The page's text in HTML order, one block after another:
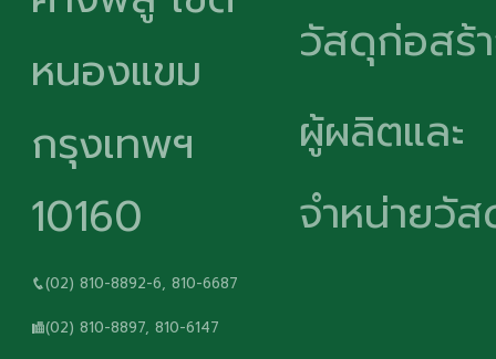
หนองแขม
กรุงเทพฯ
10160
(02) 810-8892-6, 810-6687
(02) 810-8897, 810-6147
วัสดุก่อสร้
ผู้ผลิตและ
จำหน่ายวั